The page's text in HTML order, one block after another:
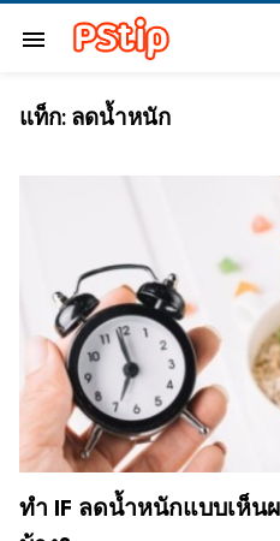
menu
แท็ก: ลดน้ำหนัก
ทำ IF ลดน้ำหนักแบบเห็น